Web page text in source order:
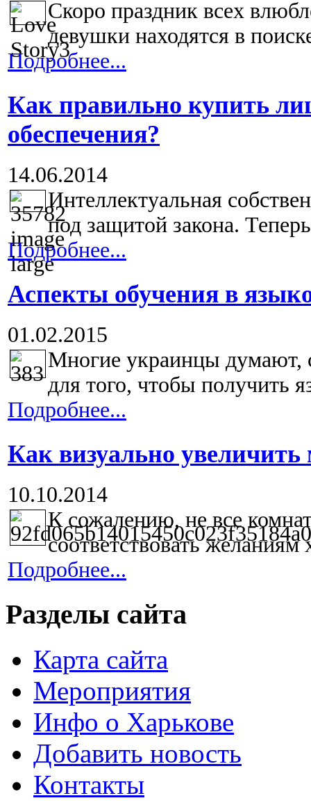
Скоро праздник всех
девушки находятся в
Подробнее...
Как правильно купить
обеспечения?
14.06.2014
Интеллектуальная
под защитой закона.
Подробнее...
Аспекты обучения в
01.02.2015
Многие украинцы думают,
для того, чтобы получить
Подробнее...
Как визуально
10.10.2014
К сожалению, не все
соответствовать желаниям
Подробнее...
Разделы сайта
Карта сайта
Мероприятия
Инфо о Харькове
Добавить новость
Контакты